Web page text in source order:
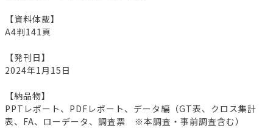
【資料体裁】
A4判141頁
【発刊日】
2024年1月15日
【納品物】
PPTレポート、PDFレポート、データ編（GT表、クロス集計
表、FA、ローデータ、調査票 ※本調査・事前調査含む）